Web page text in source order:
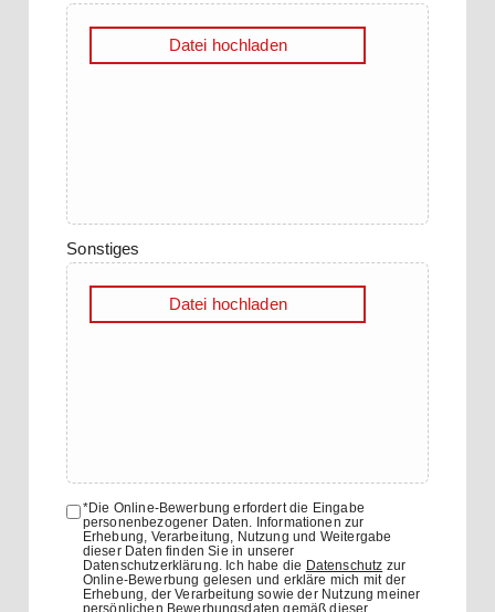
Datei hochladen
Sonstiges
Datei hochladen
*Die Online-Bewerbung erfordert die Eingabe
personenbezogener Daten. Informationen zur
Erhebung, Verarbeitung, Nutzung und Weitergabe
dieser Daten finden Sie in unserer
Datenschutzerklärung. Ich habe die Datenschutz zur
Online-Bewerbung gelesen und erkläre mich mit der
Erhebung, der Verarbeitung sowie der Nutzung meiner
persönlichen Bewerbungsdaten gemäß dieser